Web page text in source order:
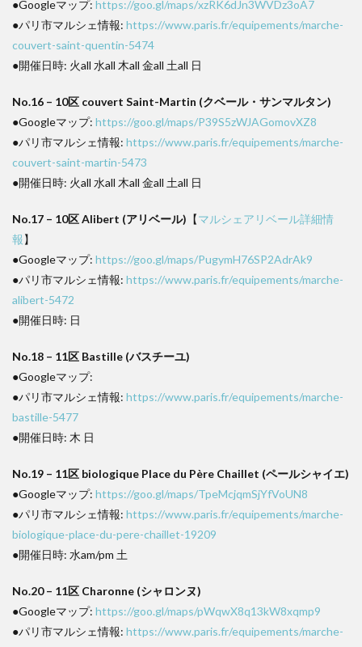
●Googleマップ: https://goo.gl/maps/xzRK6dJn3WVDz3oA7
●パリ市マルシェ情報: https://www.paris.fr/equipements/marche-
couvert-saint-quentin-5474
●開催日時: 火all 水all 木all 金all 土all 日
No.16 – 10区 couvert Saint-Martin (クベール・サンマルタン)
●Googleマップ: https://goo.gl/maps/P39S5zWJAGomovXZ8
●パリ市マルシェ情報: https://www.paris.fr/equipements/marche-
couvert-saint-martin-5473
●開催日時: 火all 水all 木all 金all 土all 日
No.17 – 10区 Alibert (アリベール) 【マルシェアリベール詳細情
報】
●Googleマップ: https://goo.gl/maps/PugymH76SP2AdrAk9
●パリ市マルシェ情報: https://www.paris.fr/equipements/marche-
alibert-5472
●開催日時: 日
No.18 – 11区 Bastille (バスチーユ)
●Googleマップ:
●パリ市マルシェ情報: https://www.paris.fr/equipements/marche-
bastille-5477
●開催日時: 木 日
No.19 – 11区 biologique Place du Père Chaillet (ペールシャイエ)
●Googleマップ: https://goo.gl/maps/TpeMcjqmSjYfVoUN8
●パリ市マルシェ情報: https://www.paris.fr/equipements/marche-
biologique-place-du-pere-chaillet-19209
●開催日時: 水am/pm 土
No.20 – 11区 Charonne (シャロンヌ)
●Googleマップ: https://goo.gl/maps/pWqwX8q13kW8xqmp9
●パリ市マルシェ情報: https://www.paris.fr/equipements/marche-